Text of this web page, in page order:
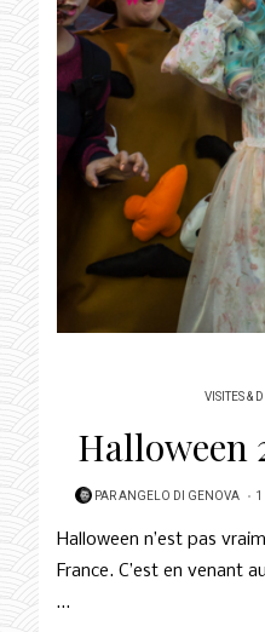
VISITES &
Halloween
PARANGELO DI GENOVA
Halloween n’est pas
France. C’est en venant
…